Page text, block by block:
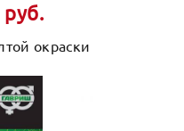
руб.
окраски